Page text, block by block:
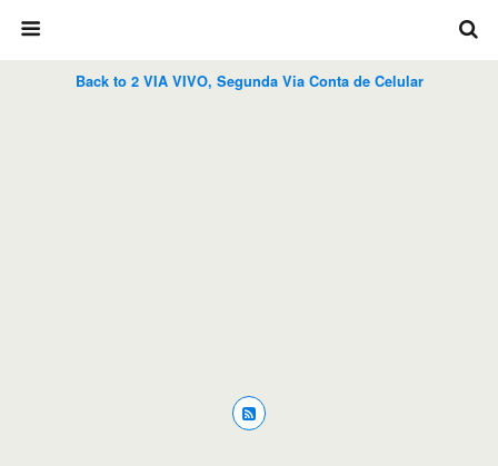
Back to 2 VIA VIVO, Segunda Via Conta de Celular